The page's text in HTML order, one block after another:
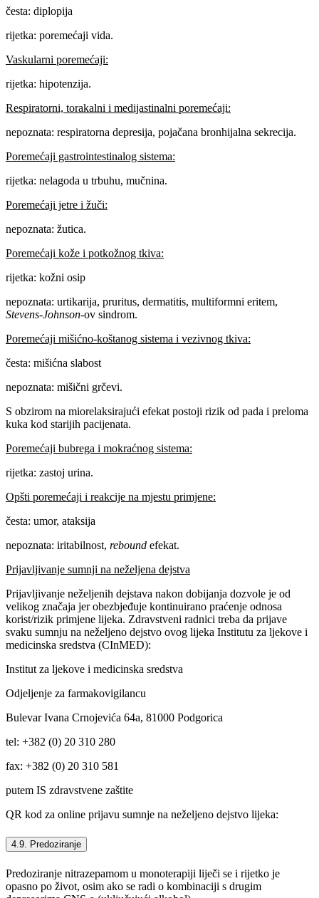
česta: diplopija
rijetka: poremećaji vida.
Vaskularni poremećaji:
rijetka: hipotenzija.
Respiratorni, torakalni i medijastinalni poremećaji:
nepoznata: respiratorna depresija, pojačana bronhijalna sekrecija.
Poremećaji gastrointestinalog sistema:
rijetka: nelagoda u trbuhu, mučnina.
Poremećaji jetre i žuči:
nepoznata: žutica.
Poremećaji kože i potkožnog tkiva:
rijetka: kožni osip
nepoznata: urtikarija, pruritus, dermatitis, multiformni eritem,
Stevens-Johnson-ov sindrom.
Poremećaji mišićno-koštanog sistema i vezivnog tkiva:
česta: mišićna slabost
nepoznata: mišični grčevi.
S obzirom na miorelaksirajući efekat postoji rizik od pada i preloma
kuka kod starijih pacijenata.
Poremećaji bubrega i mokraćnog sistema:
rijetka: zastoj urina.
Opšti poremećaji i reakcije na mjestu primjene:
česta: umor, ataksija
nepoznata: iritabilnost, rebound efekat.
Prijavljivanje sumnji na neželjena dejstva
Prijavljivanje neželjenih dejstava nakon dobijanja dozvole je od
velikog značaja jer obezbjeđuje kontinuirano praćenje odnosa
korist/rizik primjene lijeka. Zdravstveni radnici treba da prijave
svaku sumnju na neželjeno dejstvo ovog lijeka Institutu za ljekove i
medicinska sredstva (CInMED):
Institut za ljekove i medicinska sredstva
Odjeljenje za farmakovigilancu
Bulevar Ivana Crnojevića 64a, 81000 Podgorica
tel: +382 (0) 20 310 280
fax: +382 (0) 20 310 581
putem IS zdravstvene zaštite
QR kod za online prijavu sumnje na neželjeno dejstvo lijeka:
4.9. Predoziranje
Predoziranje nitrazepamom u monoterapiji liječi se i rijetko je
opasno po život, osim ako se radi o kombinaciji s drugim